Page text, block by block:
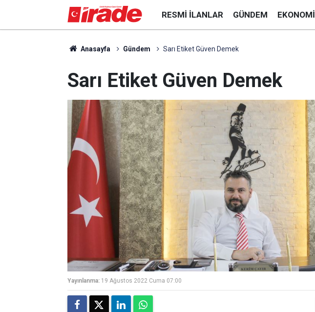
RESMI İLANLAR GÜNDEM EKONOMI
Anasayfa Gündem Sarı Etiket Güven Demek
Sarı Etiket Güven Demek
Yayınlanma: 19 Ağustos 2022 Cuma 07:00